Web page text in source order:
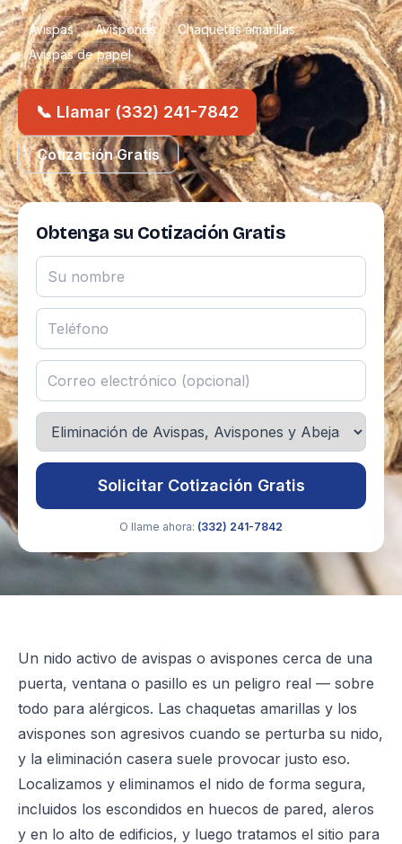
Avispas Avispones
Chaquetas amarillas
Avispas de papel
📞 Llamar (332) 241-7842
Cotización Gratis
Obtenga su Cotización Gratis
Solicitar Cotización Gratis
O llame ahora: (332) 241-7842
Un nido activo de avispas o avispones cerca de una
puerta, ventana o pasillo es un peligro real — sobre
todo para alérgicos. Las chaquetas amarillas y los
avispones son agresivos cuando se perturba su nido,
y la eliminación casera suele provocar justo eso.
Localizamos y eliminamos el nido de forma segura,
incluidos los escondidos en huecos de pared, aleros
y en lo alto de edificios, y luego tratamos el sitio para